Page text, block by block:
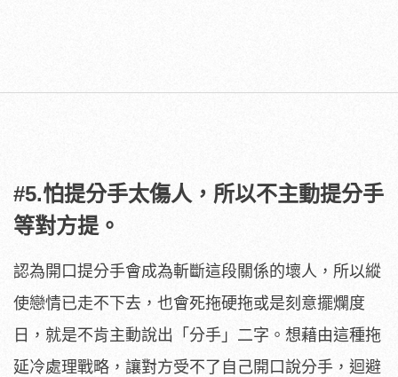
#5.怕提分手太傷人，所以不主動提分手
等對方提。
認為開口提分手會成為斬斷這段關係的壞人，所以縱
使戀情已走不下去，也會死拖硬拖或是刻意擺爛度
日，就是不肯主動說出「分手」二字。想藉由這種拖
延冷處理戰略，讓對方受不了自己開口說分手，迴避